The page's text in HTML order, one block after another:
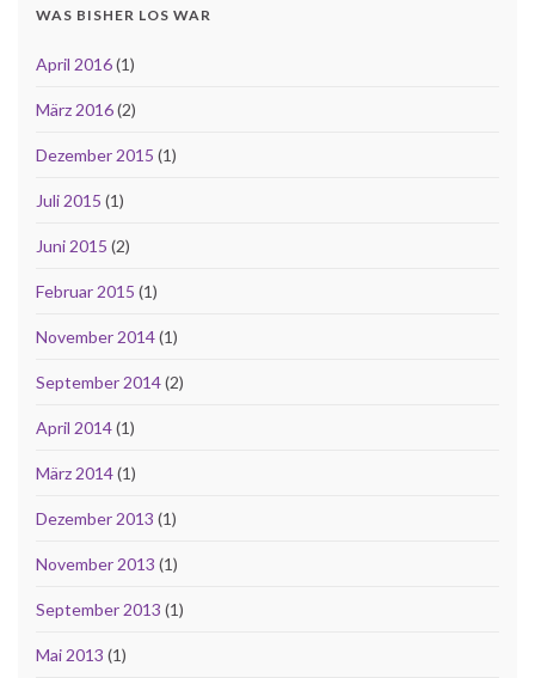
WAS BISHER LOS WAR
April 2016(1)
März 2016(2)
Dezember 2015 (1)
Juli 2015 (1)
Juni 2015 (2)
Februar 2015 (1)
November 2014(1)
September 2014(2)
April 2014(1)
März 2014(1)
Dezember 2013 (1)
November 2013 (1)
September 2013 (1)
Mai 2013 (1)